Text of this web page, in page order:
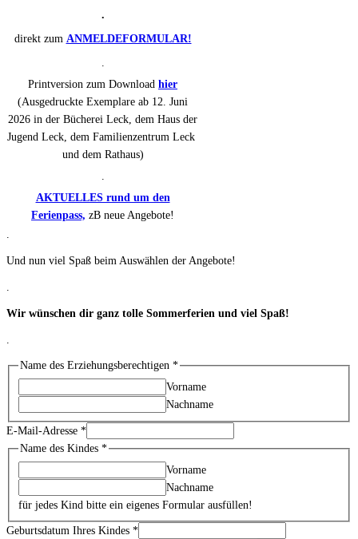
.
direkt zum ANMELDEFORMULAR!
.
Printversion zum Download hier
(Ausgedruckte Exemplare ab 12. Juni
2026 in der Bücherei Leck, dem Haus der
Jugend Leck, dem Familienzentrum Leck
und dem Rathaus)
.
AKTUELLES rund um den
Ferienpass, zB neue Angebote!
.
Und nun viel Spaß beim Auswählen der Angebote!
.
Wir wünschen dir ganz tolle Sommerferien und viel Spaß!
.
Name des Erziehungsberechtigen *
Vorname
Nachname
E-Mail-Adresse *
Name des Kindes *
Vorname
Nachname
für jedes Kind bitte ein eigenes Formular ausfüllen!
Geburtsdatum Ihres Kindes *